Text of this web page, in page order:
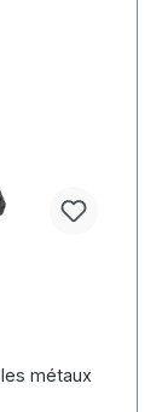
métaux